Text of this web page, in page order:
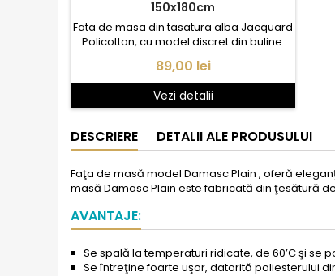
150x180cm
Fata de masa din tasatura alba Jacquard
Policotton, cu model discret din buline.
Pret
89,00 lei
Vezi detalii
DESCRIERE DETALII ALE PRODUSULUI
Faţa de masă model Damasc Plain , oferă
masă Damasc Plain este fabricată din ţesătură
AVANTAJE:
Se spală la temperaturi ridicate, de 60’C şi se
Se întreţine foarte uşor, datorită poliesterului